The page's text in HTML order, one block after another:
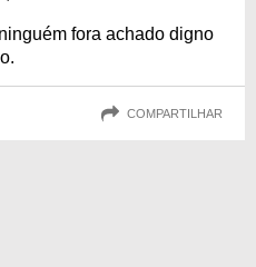
fora achado digno
COMPARTILHAR